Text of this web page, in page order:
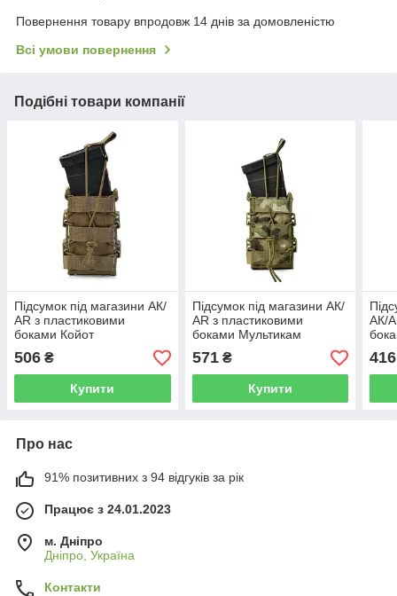
Повернення товару впродовж 14 днів за домовленістю
Всі умови повернення
Подібні товари компанії
Підсумок під магазини АК/
АR з пластиковими
боками Койот
506 ₴
Купити
Підсумок під магазини АК/
АR з пластиковими
боками Мультикам
571₴
Купити
АК/
416
Про нас
91% позитивних з 94 відгуків за рік
Працює з 24.01.2023
м. Дніпро
Дніпро, Україна
Контакти